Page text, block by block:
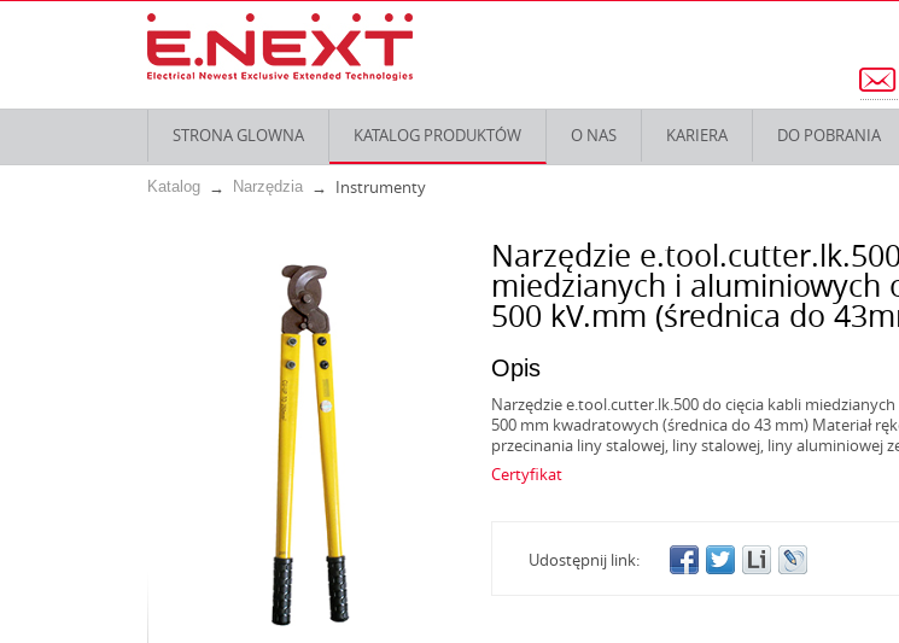
5
STRONA GLOWNA KATALOG PRODUKTÓW O NAS KARIERA DO POBRANIA
Katalog Narzędzia Instrumenty
Narzędzie
miedzianych i aluminiowych
500 kV.mm (średnica do
Opis
Narzędzie e.tool.cutter.lk.500 do cięcia kabli
500 mm kwadratowych (średnica do 43 mm) Materiał
przecinania liny stalowej, liny stalowej, liny aluminiowej
Certyfikat
Udostępnij link: